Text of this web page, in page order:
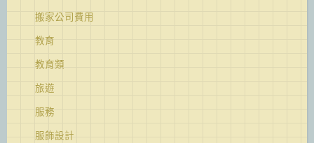
搬家公司費用
教育
教育類
旅遊
服務
服飾設計